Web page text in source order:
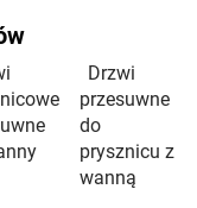
Drzwi
przesuwne
do
prysznicu z
wanną